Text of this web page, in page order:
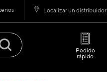
Localizar un distribuidor
Pedido
rápido